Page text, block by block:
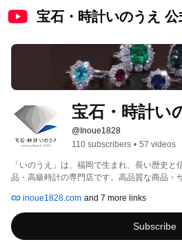
宝石・時計いのうえ 公
宝石・時計い
@Inoue1828
110 subscribers • 57 videos
「いのうえ」は、福岡で生まれ、長い歴史
品・高級時計の専門店です。高品質な商品・
さい。
inoue1828.com and 7 more links
Subscribe